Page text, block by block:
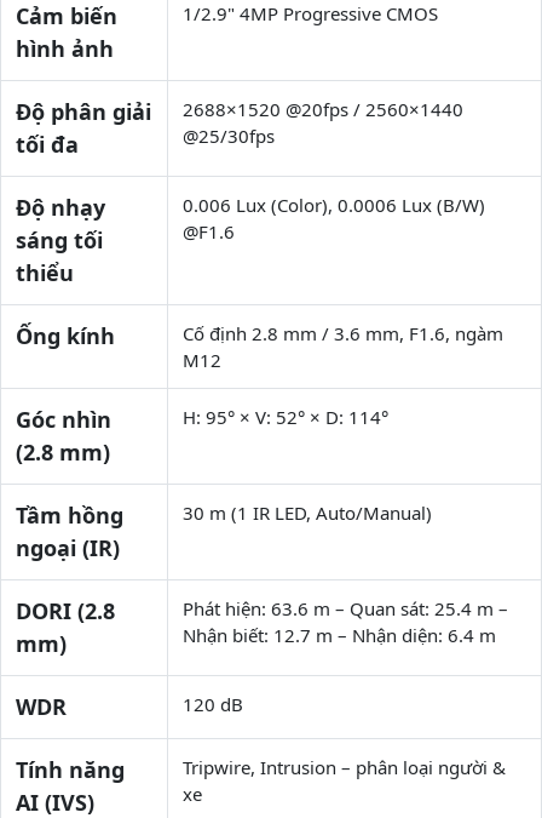
Cảm biến
hình ảnh
1/2.9" 4MP Progressive CMOS
Độ phân giải
tối đa
2688×1520 @20fps / 2560×1440
@25/30fps
Độ nhạy
sáng tối
thiểu
0.006 Lux (Color), 0.0006 Lux (B/W)
@F1.6
Ống kính
Cố định 2.8 mm / 3.6 mm, F1.6, ngàm
M12
Góc nhìn
(2.8 mm)
H: 95° × V: 52° × D: 114°
Tầm hồng
ngoại (IR)
30 m (1 IR LED, Auto/Manual)
DORI (2.8
mm)
Phát hiện: 63.6 m – Quan sát: 25.4 m –
Nhận biết: 12.7 m – Nhận diện: 6.4 m
WDR 120 dB
Tính năng
AI (IVS)
Tripwire, Intrusion – phân loại người &
xe